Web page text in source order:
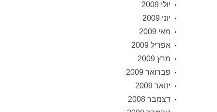
יולי 2009
יוני 2009
מאי 2009
אפריל 2009
מרץ 2009
פברואר 2009
ינואר 2009
דצמבר 2008